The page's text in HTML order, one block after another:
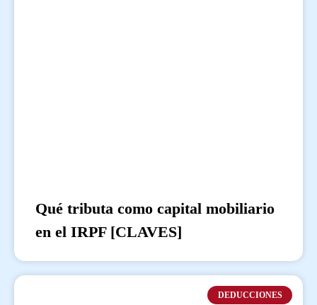
Qué tributa como capital mobiliario
en el IRPF [CLAVES]
DEDUCCIONES